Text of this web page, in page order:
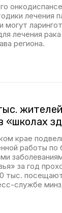
лечения
лечения
региона.
«школах
крае
работы по
за год
тыс.
службе